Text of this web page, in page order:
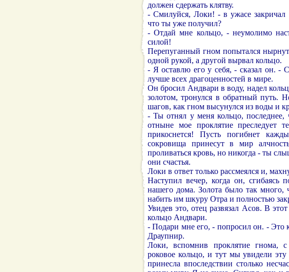
должен сдержать клятву.
- Смилуйся, Локи! - в ужасе
что ты уже получил?
- Отдай мне кольцо, - неумолимо
силой!
Перепуганный гном попытался
одной рукой, а другой вырвал кольцо.
- Я оставлю его у себя, - сказал он. -
лучше всех драгоценностей в мире.
Он бросил Андвари в воду, надел
золотом, тронулся в обратный путь.
шагов, как гном высунулся из воды и
- Ты отнял у меня кольцо, последнее,
отныне мое проклятие преследует
прикоснется! Пусть погибнет
сокровища принесут в мир
проливаться кровь, но никогда - ты
они счастья.
Локи в ответ только рассмеялся и,
Наступил вечер, когда он,
нашего дома. Золота было так много,
набить им шкуру Отра и полностью
Увидев это, отец развязал Асов. В
кольцо Андвари.
- Подари мне его, - попросил он. - Это
Драупнир.
Локи, вспомнив проклятие гнома,
роковое кольцо, и тут мы увидели
принесла впоследствии столько